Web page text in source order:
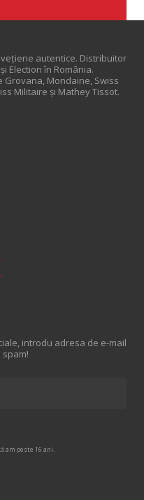
autentice. Distribuitor
Election în România.
Mondaine, Swiss
Militaire și Mathey Tissot.
introdu adresa de e-mail
am peste 16 ani.